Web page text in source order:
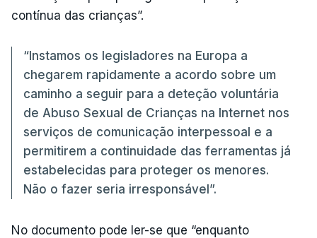
contínua das crianças”.
“Instamos os legisladores na Europa a
chegarem rapidamente a acordo sobre um
caminho a seguir para a deteção voluntária
de Abuso Sexual de Crianças na Internet nos
serviços de comunicação interpessoal e a
permitirem a continuidade das ferramentas já
estabelecidas para proteger os menores.
Não o fazer seria irresponsável”.
No documento pode ler-se que “enquanto